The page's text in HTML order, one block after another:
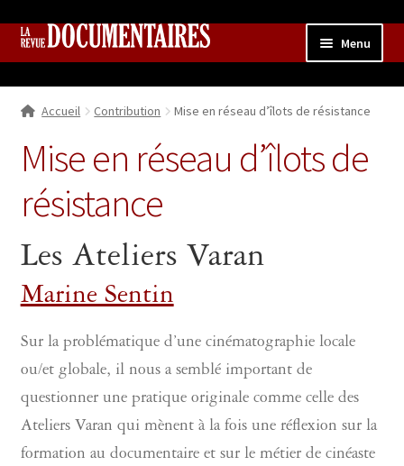
Aller
navigation
Aller
Menu
Qui sommes nous ?
Ouvrir
menu
Collection
Contributions
Accueil Contribution Mise en réseau d’îlots de résistance
Mise en réseau d’îlots de
résistance
Les Ateliers Varan
Marine Sentin
Sur la problématique d’une cinématographie locale
ou/et globale, il nous a semblé important de
questionner une pratique originale comme celle des
Ateliers Varan qui mènent à la fois une réflexion sur la
formation au documentaire et sur le métier de cinéaste